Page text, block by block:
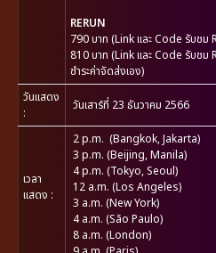
RERUN
790 บาท (Link และ Code รับชม
810 บาท (Link และ Code รับชม
ชำระค่าจัดส่งเอง)
วันแสดง
:
วันเสาร์ที่ 23 ธันวาคม 2566
เวลา
แสดง :
2 p.m. (Bangkok, Jakarta)
3 p.m. (Beijing, Manila)
4 p.m. (Tokyo, Seoul)
12 a.m. (Los Angeles)
3 a.m. (New York)
4 a.m. (São Paulo)
8 a.m. (London)